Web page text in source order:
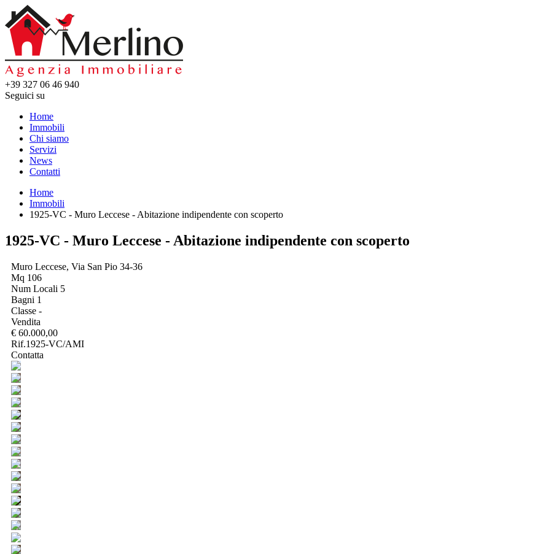
+39 327 06 46 940
Seguici su
Home
Immobili
Chi siamo
Servizi
News
Contatti
Home
Immobili
1925-VC - Muro Leccese - Abitazione indipendente con scoperto
1925-VC - Muro Leccese - Abitazione indipendente con scoperto
Muro Leccese, Via San Pio 34-36
Mq 106
Num Locali 5
Bagni 1
Classe -
Vendita
€ 60.000,00
Rif.1925-VC/AMI
Contatta